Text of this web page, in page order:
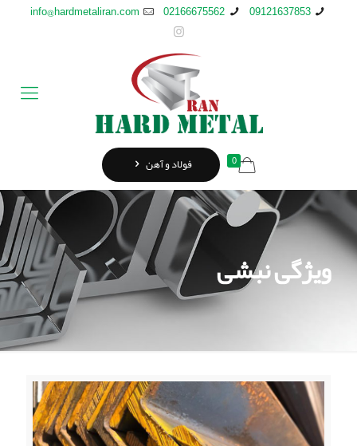
09121637853
02166675562
info@hardmetaliran.com
0 فولاد و آهن
ویژگی نبشی